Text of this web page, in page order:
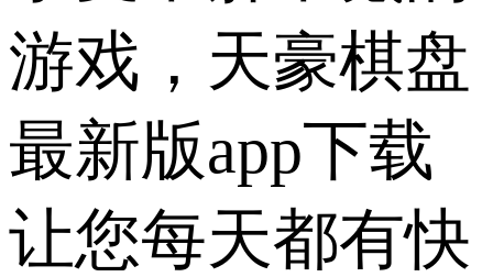
游戏，天豪棋盘
最新版app下载
让您每天都有快